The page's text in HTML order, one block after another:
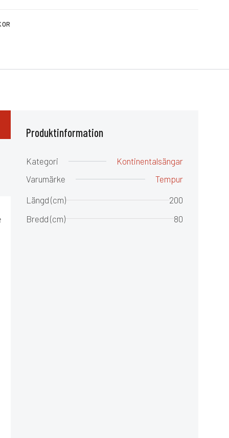
Produktinformation
Kategori
Kontinentalsängar
Varumärke
Tempur
Längd (cm)
200
Bredd (cm)
80